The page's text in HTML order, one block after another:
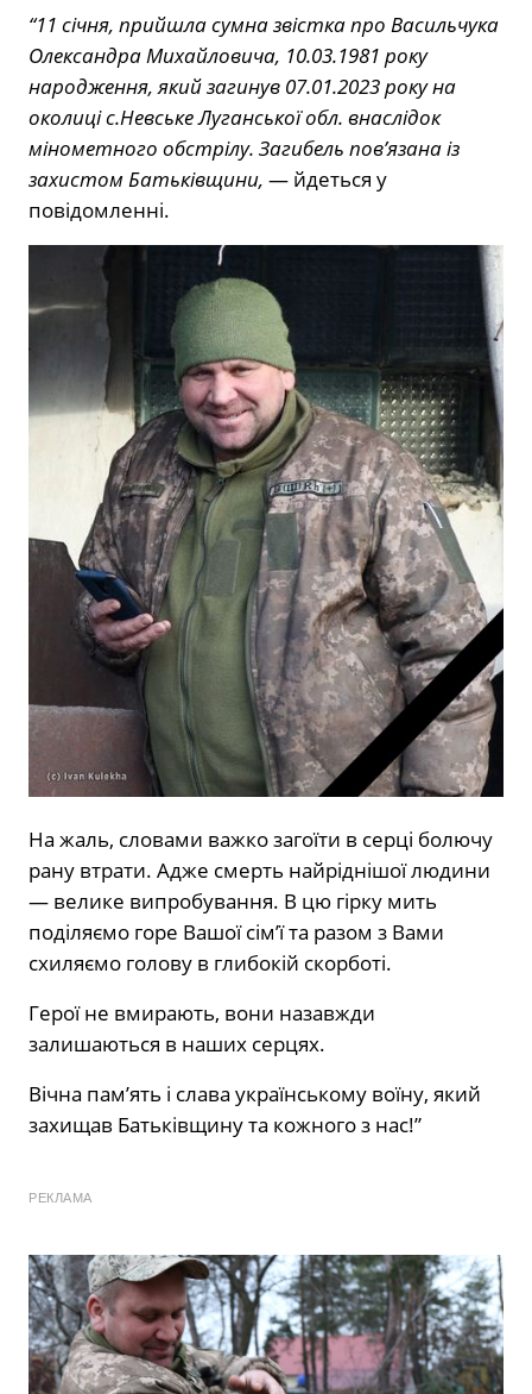
“11 січня, прийшла сумна звістка про Васильчука
Олександра Михайловича, 10.03.1981 року
народження, який загинув 07.01.2023 року на
околиці с.Невське Луганської обл. внаслідок
мінометного обстрілу. Загибель пов’язана із
захистом Батьківщини, — йдеться у
повідомленні.
На жаль, словами важко загоїти в серці болючу
рану втрати. Адже смерть найріднішої людини
— велике випробування. В цю гірку мить
поділяємо горе Вашої сім’ї та разом з Вами
схиляємо голову в глибокій скорботі.
Герої не вмирають, вони назавжди
залишаються в наших серцях.
Вічна пам’ять і слава українському воїну, який
захищав Батьківщину та кожного з нас!”
РЕКЛАМА